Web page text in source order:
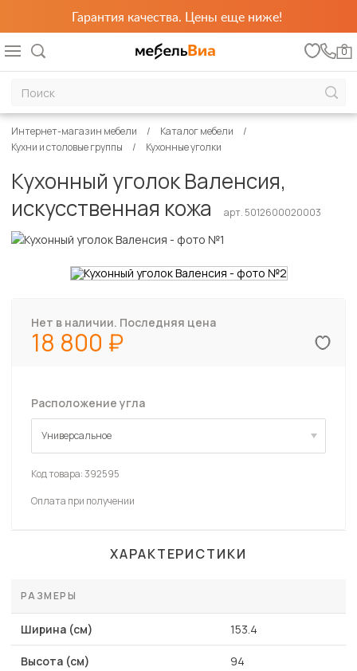
Гарантия качества. Цены еще ниже!
0
Интернет-магазин мебели
Каталог мебели
Кухни и столовые группы
Кухонные уголки
Кухонный уголок Валенсия,
искусственная кожа
арт. 5012600020003
Нет в наличии. Последняя цена
18 800
Расположение угла
Универсальное
Универсальное
Код товара:392595
Оплата при получении
ХАРАКТЕРИСТИКИ
РАЗМЕРЫ
Ширина (см) 153.4
Высота (см) 94